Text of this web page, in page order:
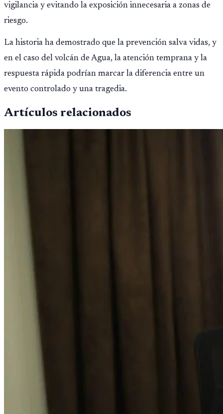
vigilancia y evitando la exposición innecesaria a zonas de
riesgo.
La historia ha demostrado que la prevención salva vidas, y
en el caso del volcán de Agua, la atención temprana y la
respuesta rápida podrían marcar la diferencia entre un
evento controlado y una tragedia.
Artículos relacionados